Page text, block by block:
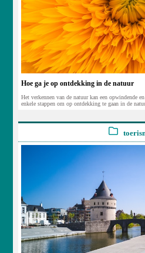
Hoe ga je op ontdekking in de natuur
Het verkennen van de natuur kan een opwindende
enkele stappen om op ontdekking te gaan in de